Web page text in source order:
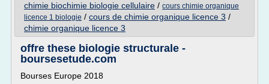
chimie biochimie biologie cellulaire / cours chimie organique
licence 1 biologie / cours de chimie organique licence 3 /
chimie organique licence 3
offre these biologie structurale -
boursesetude.com
Bourses Europe 2018